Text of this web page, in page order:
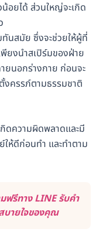
อยได้ ส่วนใหญ่จะเกิด
นสมัย ซึ่งจะช่วยให้ผู้ที่
ยงนำสเปิร์มของฝ่าย
ยนอกร่างกาย ก่อนจะ
งครรภ์ตามธรรมชาติ
ดความผิดพลาดและมี
ห้ดีก่อนทำ และทำตาม
ฟรีทาง LINE รับคำ
บายใจของคุณ